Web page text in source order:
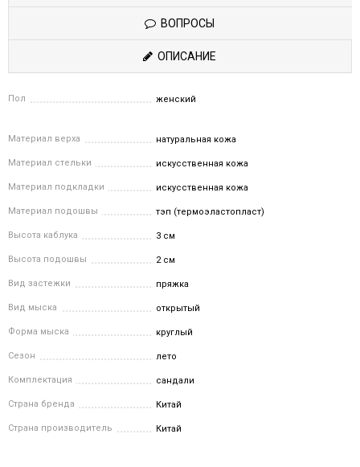
ВОПРОСЫ
ОПИСАНИЕ
Пол женский
Материал верха натуральная кожа
Материал стельки искусственная кожа
Материал подкладки искусственная кожа
Материал подошвы тэп (термоэластопласт)
Высота каблука 3 см
Высота подошвы 2 см
Вид застежки пряжка
Вид мыска открытый
Форма мыска круглый
Сезон лето
Комплектация сандали
Страна бренда Китай
Страна производитель Китай